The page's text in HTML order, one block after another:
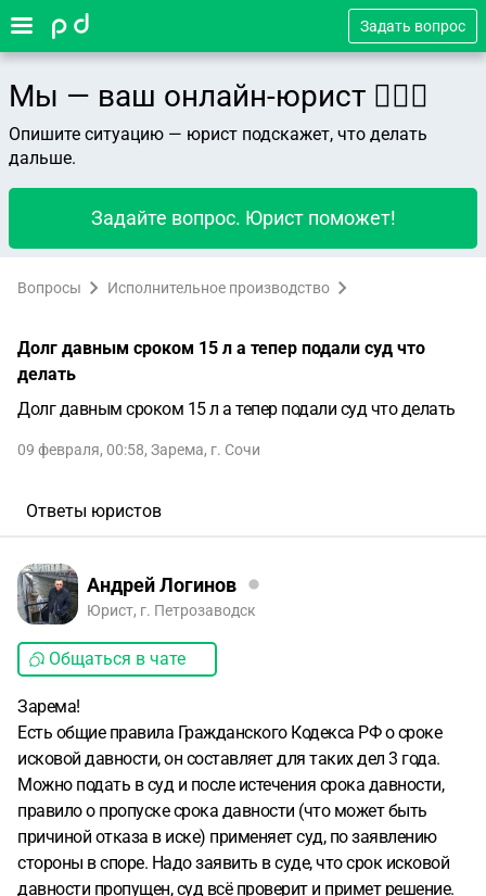
Задать вопрос
Мы — ваш онлайн-юрист 👨🏻‍⚖️
Опишите ситуацию — юрист подскажет, что делать
дальше.
Задайте вопрос. Юрист поможет!
Вопросы Исполнительное производство
Долг давным сроком 15 л а тепер подали суд что
делать
Долг давным сроком 15 л а тепер подали суд что делать
09 февраля, 00:58, Зарема, г. Сочи
Ответы юристов
Андрей Логинов
Юрист, г. Петрозаводск
Общаться в чате
Зарема!
Есть общие правила Гражданского Кодекса РФ о сроке
исковой давности, он составляет для таких дел 3 года.
Можно подать в суд и после истечения срока давности,
правило о пропуске срока давности (что может быть
причиной отказа в иске) применяет суд, по заявлению
стороны в споре. Надо заявить в суде, что срок исковой
давности пропущен, суд всё проверит и примет решение.